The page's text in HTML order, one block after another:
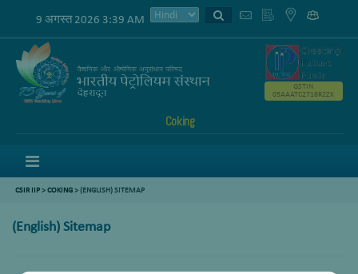
9 अगस्त 2026 3:39 AM
Coking
GSTIN
05AAATC2716R2ZK
CSIR IIP>COKING> (ENGLISH) SITEMAP
(English) Sitemap